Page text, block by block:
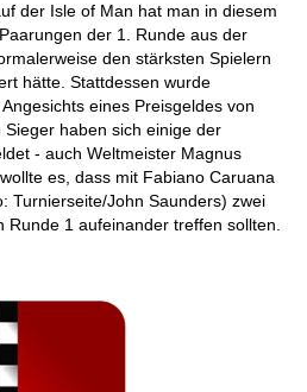
der Isle of Man hat man in diesem
der 1. Runde aus der
den stärksten Spielern
hätte. Stattdessen wurde
eines Preisgeldes von
haben sich einige der
- auch Weltmeister Magnus
es, dass mit Fabiano Caruana
Turnierseite/John Saunders) zwei
Runde 1 aufeinander treffen sollten.